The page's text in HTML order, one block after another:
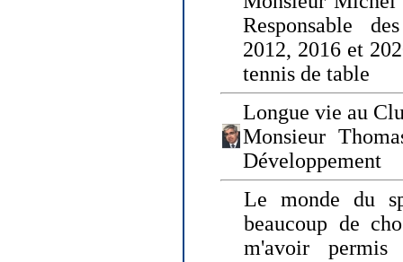
Responsable
2012, 2016 et
tennis de table
Longue vie au
Monsieur
Développement
Le monde du
beaucoup de
m'avoir